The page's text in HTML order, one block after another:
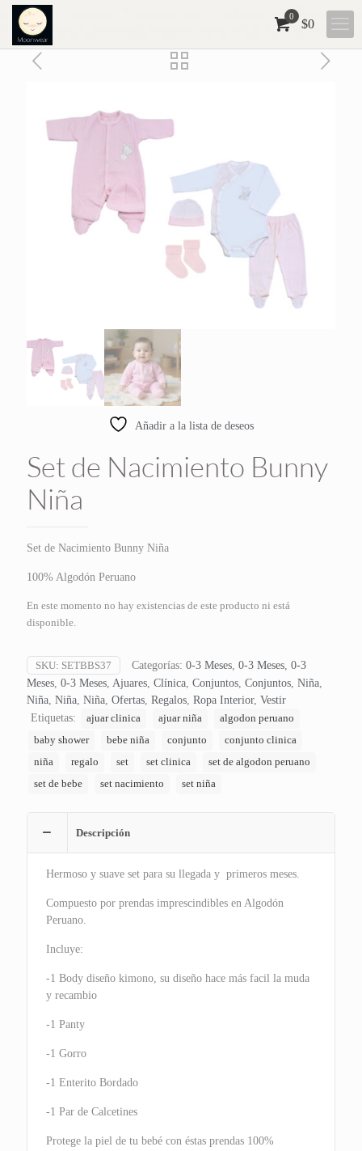
0
$0
Añadir a la lista de deseos
Set de Nacimiento Bunny
Niña
Set de Nacimiento Bunny Niña
100% Algodón Peruano
En este momento no hay existencias de este producto ni está
disponible.
SKU: SETBBS37 Categorías: 0-3 Meses, 0-3 Meses, 0-3
Meses, 0-3 Meses, Ajuares, Clínica, Conjuntos, Conjuntos, Niña,
Niña, Niña, Niña, Ofertas, Regalos, Ropa Interior, Vestir
Etiquetas:
ajuar clinica ajuar niña
algodon peruano
baby shower
bebe niña conjunto
conjunto clinica
niña
regalo set set clinica
set de algodon peruano
set de bebe
set nacimiento set niña
Descripción
Hermoso y suave set para su llegada y primeros meses.
Compuesto por prendas imprescindibles en Algodón
Peruano.
Incluye:
-1 Body diseño kimono, su diseño hace más facil la muda
y recambio
-1 Panty
-1 Gorro
-1 Enterito Bordado
-1 Par de Calcetines
Protege la piel de tu bebé con éstas prendas 100%